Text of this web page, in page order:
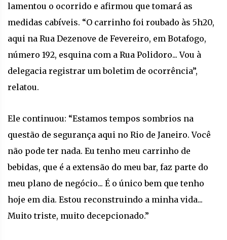
lamentou o ocorrido e afirmou que tomará as
medidas cabíveis. “O carrinho foi roubado às 5h20,
aqui na Rua Dezenove de Fevereiro, em Botafogo,
número 192, esquina com a Rua Polidoro... Vou à
delegacia registrar um boletim de ocorrência”,
relatou.
Ele continuou: “Estamos tempos sombrios na
questão de segurança aqui no Rio de Janeiro. Você
não pode ter nada. Eu tenho meu carrinho de
bebidas, que é a extensão do meu bar, faz parte do
meu plano de negócio... É o único bem que tenho
hoje em dia. Estou reconstruindo a minha vida...
Muito triste, muito decepcionado.”